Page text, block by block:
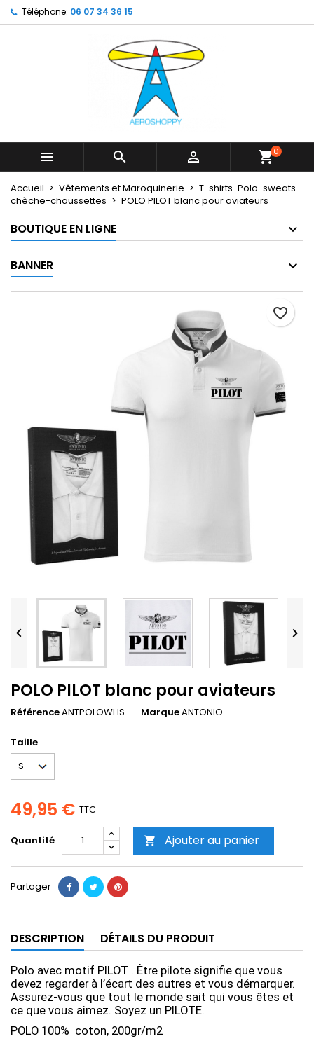
Téléphone: 06 07 34 36 15
   shopping_cart0
Accueil Vêtements et Maroquinerie
T-shirts-Polo-sweats-
chèche-chaussettes
POLO PILOT blanc pour aviateurs
BOUTIQUE EN LIGNE
BANNER
 
POLO PILOT blanc pour aviateurs
RéférenceANTPOLOWHS MarqueANTONIO
Taille
49,95 € TTC
Quantité  Ajouter au panier
favorite_border
Partager
DESCRIPTION DÉTAILS DU PRODUIT
Polo avec motif PILOT . Être pilote signifie que vous
devez regarder à l’écart des autres et vous démarquer.
Assurez-vous que tout le monde sait qui vous êtes et
ce que vous aimez. Soyez un PILOTE.
POLO 100% coton, 200gr/m2
My wishlists ×
Create new list
Créer une liste d'envies ×
Nom de la liste d'envies
Connexion ×
Vous devez être connecté pour ajouter des produits
Annuler